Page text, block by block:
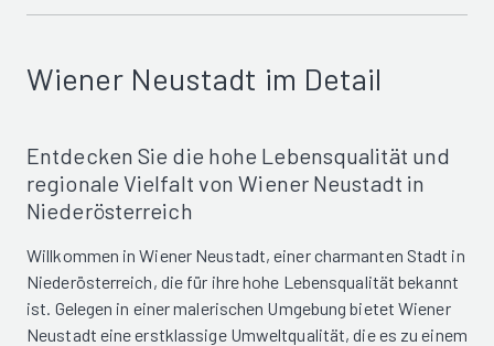
Wiener Neustadt im Detail
Entdecken Sie die hohe Lebensqualität und
regionale Vielfalt von Wiener Neustadt in
Niederösterreich
Willkommen in Wiener Neustadt, einer charmanten Stadt in
Niederösterreich, die für ihre hohe Lebensqualität bekannt
ist. Gelegen in einer malerischen Umgebung bietet Wiener
Neustadt eine erstklassige Umweltqualität, die es zu einem